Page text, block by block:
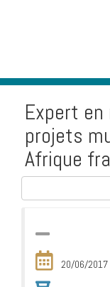
Expert
projets
Afrique
20/06/2017